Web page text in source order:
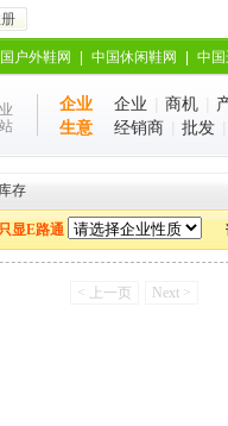
户外鞋网 中国休闲鞋网 中
企业
生意
企业 商机
经销商
批发
存
只显E路通
< 上一页 Next >